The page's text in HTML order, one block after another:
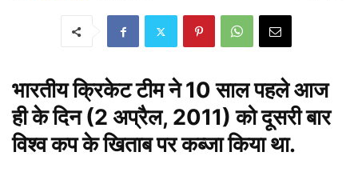
भारतीय क्रिकेट टीम ने 10 साल पहले आज
ही के दिन (2 अप्रैल, 2011) को दूसरी बार
विश्व कप के खिताब पर कब्जा किया था.